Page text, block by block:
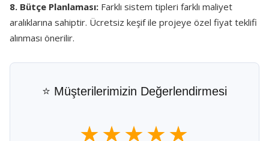
8. Bütçe Planlaması: Farklı sistem tipleri farklı maliyet
aralıklarına sahiptir. Ücretsiz keşif ile projeye özel fiyat teklifi
alınması önerilir.
⭐ Müşterilerimizin Değerlendirmesi
★★★★★